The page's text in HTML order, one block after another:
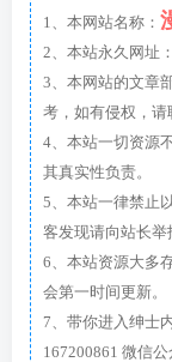
1、本网站名称：
2、本站永久网址：
3、本网站的文章
考，如有侵权，请
4、本站一切资源
其真实性负责。
5、本站一律禁止
客发现请向站长举
6、本站资源大多
会第一时间更新。
7、带你进入绅士